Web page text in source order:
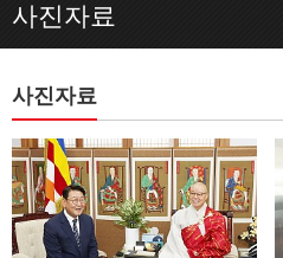
사진자료
사진자료